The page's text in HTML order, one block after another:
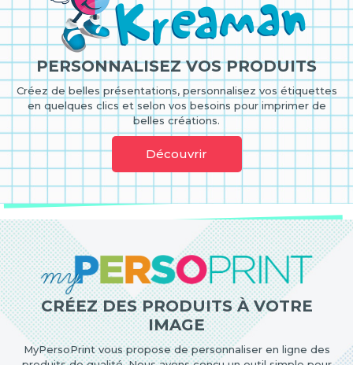
PERSONNALISEZ VOS PRODUITS
Créez de belles présentations, personnalisez vos étiquettes
en quelques clics et selon vos besoins pour imprimer de
belles créations.
Découvrir
CRÉEZ DES PRODUITS À VOTRE
IMAGE
MyPersoPrint vous propose de personnaliser en ligne des